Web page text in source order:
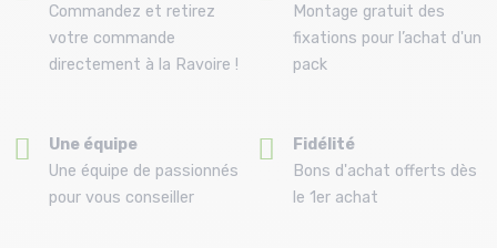
Commandez et retirez
votre commande
directement à la Ravoire !
Montage gratuit des
fixations pour l’achat d'un
pack
Une équipe
Une équipe de passionnés
pour vous conseiller
Fidélité
Bons d'achat offerts dès
le 1er achat